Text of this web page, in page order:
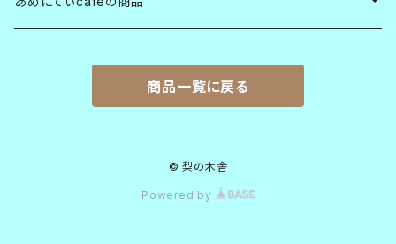
ふぇみんベトナムプロジェクト
商品一覧に戻る
© 梨の木舎
Powered by